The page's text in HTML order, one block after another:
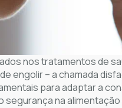
nos tratamentos de
engolir – a chamada
para adaptar a
na